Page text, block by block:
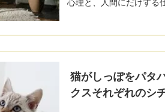
心理と、人間にだけする
猫がしっぽをパタ
クスそれぞれのシ